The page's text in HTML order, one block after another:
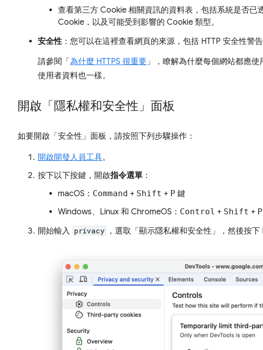
查看第三方 Cookie 相關資訊的資料表，包括系統是否已
Cookie，以及可能受到影響的 Cookie 類型。
安全性：您可以在這裡查看網頁的來源，包括 HTTP 安全性警
請參閱「 為什麼 HTTPS 很重要」，瞭解為什麼每個網站都應
使用者資料也一樣。
開啟「隱私權和安全性」面板
如要開啟「安全性」 面板，請按照下列步驟操作：
開啟開發人員工具。
按下以下按鍵，開啟指令選單 ：
macOS： Command + Shift + P 鍵
Windows、Linux 和 ChromeOS： Control + Shift + P
開始輸入 privacy ，選取「顯示隱私權和安全性」 ，然後按下